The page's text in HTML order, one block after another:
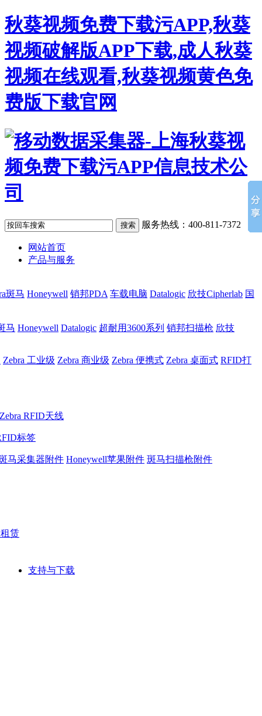
秋葵视频免费下载污APP,秋葵
视频破解版APP下载,成人秋葵
视频在线观看,秋葵视频黄色免
费版下载官网
服务热线：400-811-7372
网站首页
产品与服务
斑马 Honeywell 销邦PDA 车载电脑 Datalogic 欣技Cipherlab 国
马 Honeywell Datalogic 超耐用3600系列 销邦扫描枪 欣技
Zebra 工业级 Zebra 商业级 Zebra 便携式 Zebra 桌面式 RFID打
Zebra RFID天线
标签
马采集器附件 Honeywell苹果附件 斑马扫描枪附件
赁
支持与下载